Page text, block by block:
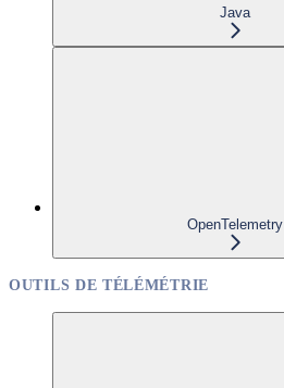
Java
OpenTelemetry
OUTILS DE TÉLÉMÉTRIE